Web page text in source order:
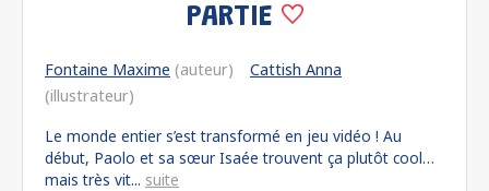
PARTIE
Fontaine Maxime (auteur)
Cattish Anna
(illustrateur)
Le monde entier s’est transformé en jeu vidéo ! Au
début, Paolo et sa sœur Isaée trouvent ça plutôt cool…
mais très vit... suite